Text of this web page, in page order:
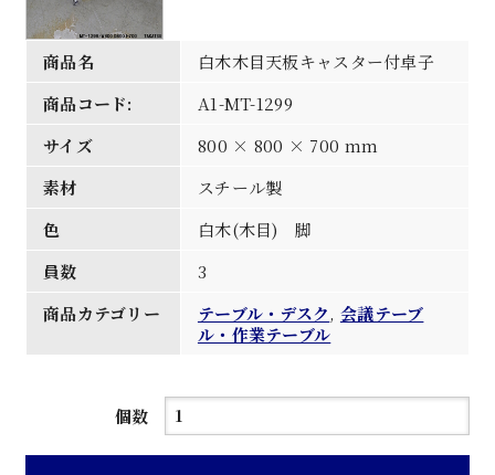
商品名
白木木目天板キャスター付卓子
商品コード:
A1-MT-1299
サイズ
800 × 800 × 700 mm
素材
スチール製
色
白木(木目) 脚
員数
3
商品カテゴリー
テーブル・デスク, 会議テーブ
ル・作業テーブル
個数
白